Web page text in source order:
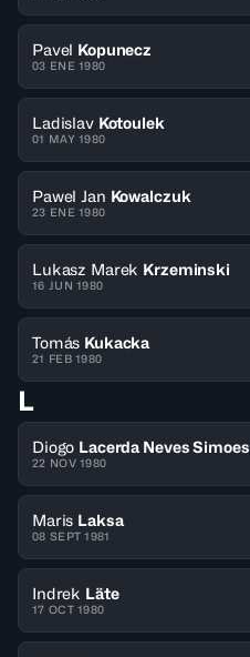
Pavel Kopunecz
03 ENE 1980
Ladislav Kotoulek
01 MAY 1980
Pawel Jan Kowalczuk
23 ENE 1980
Lukasz Marek Krzeminski
16 JUN 1980
Tomás Kukacka
21 FEB 1980
L
Diogo Lacerda Neves Simoes
22 NOV 1980
Maris Laksa
08 SEPT 1981
Indrek Läte
17 OCT 1980